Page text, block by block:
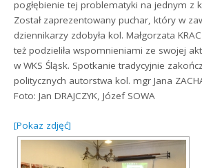
pogłębienie tej problematyki na jednym z
Został zaprezentowany puchar, który w
dziennikarzy zdobyła kol. Małgorzata
też podzieliła wspomnieniami ze swojej
w WKS Śląsk. Spotkanie tradycyjnie
politycznych autorstwa kol. mgr Jana
Foto: Jan DRAJCZYK, Józef SOWA
[Pokaz zdjęć]